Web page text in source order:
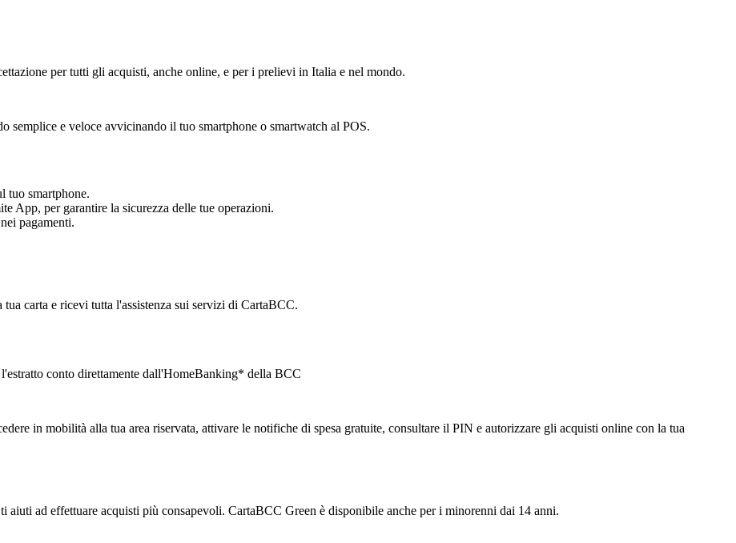
per tutti gli acquisti, anche online, e per i prelievi in Italia e nel mondo.
semplice e veloce avvicinando il tuo smartphone o smartwatch al POS.
tuo smartphone.
App, per garantire la sicurezza delle tue operazioni.
pagamenti.
carta e ricevi tutta l'assistenza sui servizi di CartaBCC.
conto direttamente dall'HomeBanking* della BCC
in mobilità alla tua area riservata, attivare le notifiche di spesa gratuite, consultare il PIN e autorizzare gli acquisti online con la tua
aiuti ad effettuare acquisti più consapevoli. CartaBCC Green è disponibile anche per i minorenni dai 14 anni.